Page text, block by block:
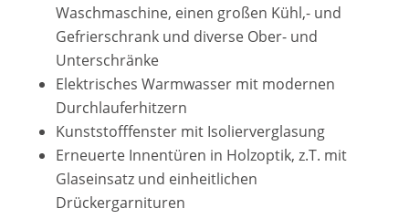
Waschmaschine, einen großen Kühl,- und
Gefrierschrank und diverse Ober- und
Unterschränke
Elektrisches Warmwasser mit modernen
Durchlauferhitzern
Kunststofffenster mit Isolierverglasung
Erneuerte Innentüren in Holzoptik, z.T. mit
Glaseinsatz und einheitlichen
Drückergarnituren